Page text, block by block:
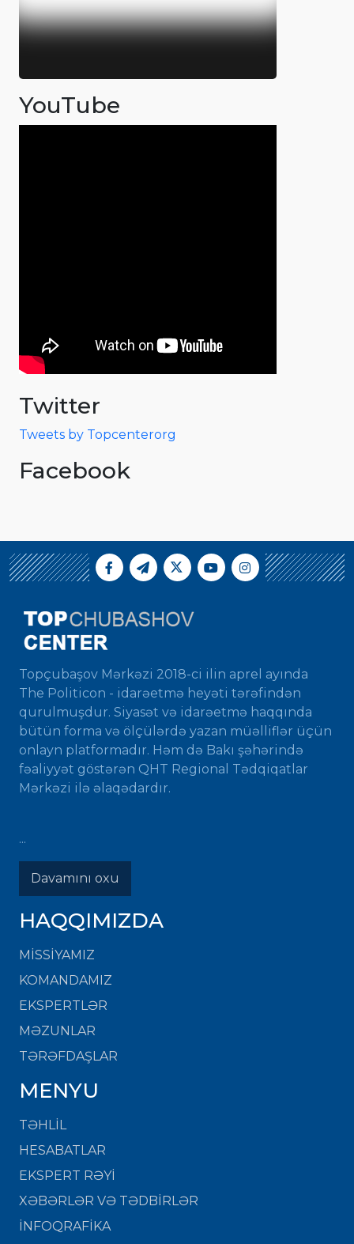
YouTube
Twitter
Tweets by Topcenterorg
Facebook
Topçubaşov Mərkəzi 2018-ci ilin aprel ayında
The Politicon - idarəetmə heyəti tərəfindən
qurulmuşdur. Siyasət və idarəetmə haqqında
bütün forma və ölçülərdə yazan müəlliflər üçün
onlayn platformadır. Həm də Bakı şəhərində
fəaliyyət göstərən QHT Regional Tədqiqatlar
Mərkəzi ilə əlaqədardır.
...
Davamını oxu
HAQQIMIZDA
MISSIYAMIZ
KOMANDAMIZ
EKSPERTLƏR
MƏZUNLAR
TƏRƏFDAŞLAR
MENYU
TƏHLİL
HESABATLAR
EKSPERT RƏYİ
XƏBƏRLƏR VƏ TƏDBİRLƏR
İNFOQRAFİKA